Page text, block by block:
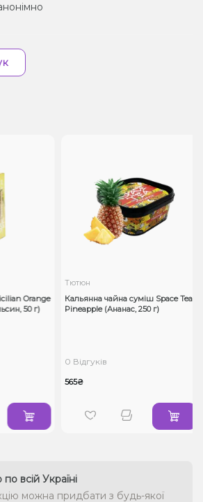
Orange
50 г)
Тютюн
Кальянна чайна суміш Space Tea
Pineapple (Ананас, 250 г)
0 Відгуків
565₴
всій Україні
можна придбати з будь-якої